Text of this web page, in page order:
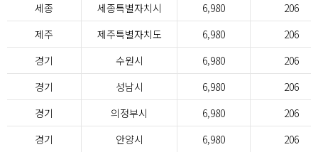
세종
세종특별자치시 6,980
206
제주
제주특별자치도 6,980
206
경기
수원시 6,980
206
경기
성남시 6,980
206
경기
의정부시 6,980
206
경기
안양시 6,980
206